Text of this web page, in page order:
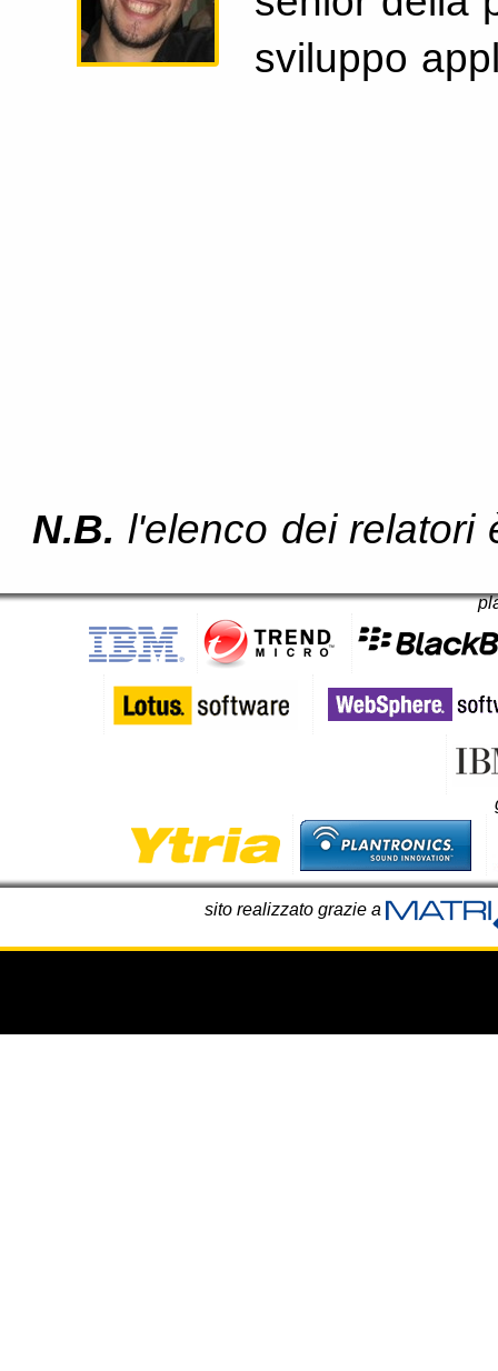
sviluppo
N.B.l'elenco dei relatori
sito realizzato grazie a